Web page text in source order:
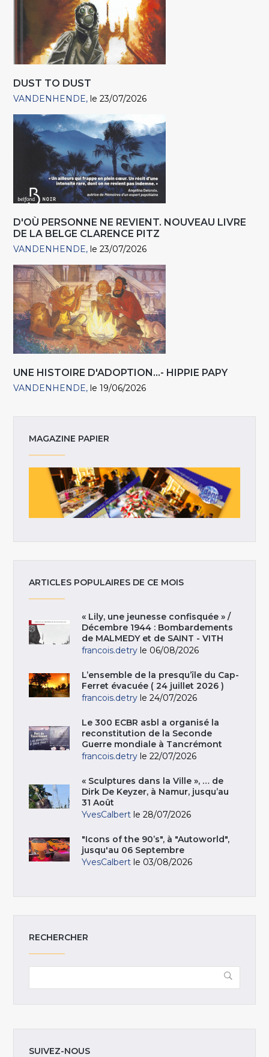
DUST TO DUST
VANDENHENDE le 23/07/2026
D'OÙ PERSONNE NE REVIENT. NOUVEAU LIVRE
DE LA BELGE CLARENCE PITZ
VANDENHENDE le 23/07/2026
UNE HISTOIRE D'ADOPTION...- HIPPIE PAPY
VANDENHENDE le 19/06/2026
MAGAZINE PAPIER
ARTICLES POPULAIRES DE CE MOIS
« Lily, une jeunesse confisquée » /
Décembre 1944 : Bombardements
de MALMEDY et de SAINT - VITH
francois.detry le 06/08/2026
L’ensemble de la presqu’île du Cap-
Ferret évacuée ( 24 juillet 2026 )
francois.detry le 24/07/2026
Le 300 ECBR asbl a organisé la
reconstitution de la Seconde
Guerre mondiale à Tancrémont
francois.detry le 22/07/2026
« Sculptures dans la Ville », … de
Dirk De Keyzer, à Namur, jusqu’au
31 Août
YvesCalbert le 28/07/2026
"Icons of the 90’s", à "Autoworld",
jusqu'au 06 Septembre
YvesCalbert le 03/08/2026
RECHERCHER
SUIVEZ-NOUS